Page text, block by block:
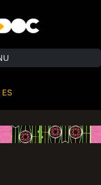
ES